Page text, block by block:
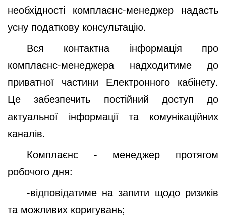
необхідності комплаєнс-менеджер надасть
усну податкову консультацію.
Вся контактна інформація про
комплаєнс-менеджера надходитиме до
приватної частини Електронного кабінету.
Це забезпечить постійний доступ до
актуальної інформації та комунікаційних
каналів.
Комплаєнс - менеджер протягом
робочого дня:
-відповідатиме на запити щодо ризиків
та можливих коригувань;